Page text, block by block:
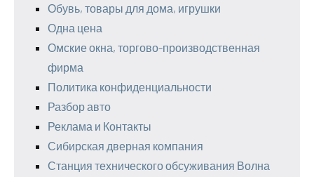
Обувь, товары для дома, игрушки
Одна цена
Омские окна, торгово-производственная
фирма
Политика конфиденциальности
Разбор авто
Реклама и Контакты
Сибирская дверная компания
Станция технического обсуживания Волна